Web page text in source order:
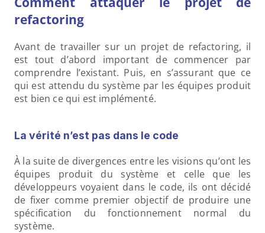
refactoring
Avant de travailler sur un projet de refactoring, il
est tout d’abord important de commencer par
comprendre l’existant. Puis, en s’assurant que ce
qui est attendu du système par les équipes produit
est bien ce qui est implémenté.
La vérité n’est pas dans le code
À la suite de divergences entre les visions qu’ont les
équipes produit du système et celle que les
développeurs voyaient dans le code, ils ont décidé
de fixer comme premier objectif de produire une
spécification du fonctionnement normal du
système.